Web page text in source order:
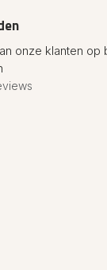
onze klanten op